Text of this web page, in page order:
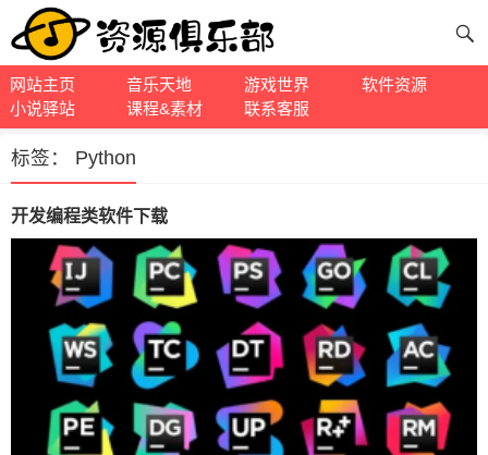
网站主页 音乐天地 游戏世界
软件资源
小说驿站
课程&素材 联系客服
标签： Python
开发编程类软件下载